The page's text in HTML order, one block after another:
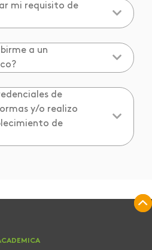
mi requisito de
a un
de
y/o realizo
de